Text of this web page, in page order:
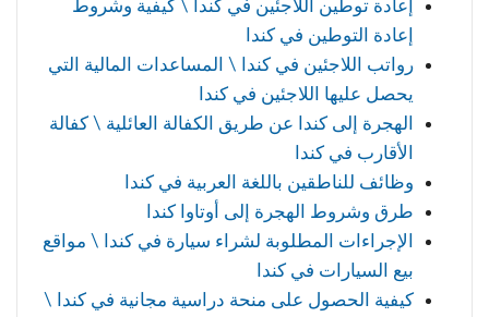
إعادة توطين اللاجئين في كندا \ كيفية وشروط
إعادة التوطين في كندا
رواتب اللاجئين في كندا \ المساعدات المالية التي
يحصل عليها اللاجئين في كندا
الهجرة إلى كندا عن طريق الكفالة العائلية \ كفالة
الأقارب في كندا
وظائف للناطقين باللغة العربية في كندا
طرق وشروط الهجرة إلى أوتاوا كندا
الإجراءات المطلوبة لشراء سيارة في كندا \ مواقع
بيع السيارات في كندا
كيفية الحصول على منحة دراسية مجانية في كندا \